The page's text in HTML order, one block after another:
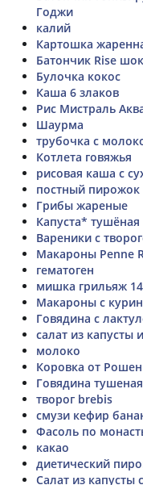
Годжи
калий
Картошка
Батончик Rise
Булочка кокос
Каша 6 злаков
Рис Мистраль
Шаурма
трубочка с
Котлета говяжья
рисовая каша с
постный пирожок
Грибы жареные
Капуста*
Вареники с
Макароны Penne
гематоген
мишка грильяж
Макароны с
Говядина с
салат из капусты
молоко
Коровка от Рошен
Говядина
творог brebis
смузи кефир
Фасоль по
какао
диетический
Салат из капусты